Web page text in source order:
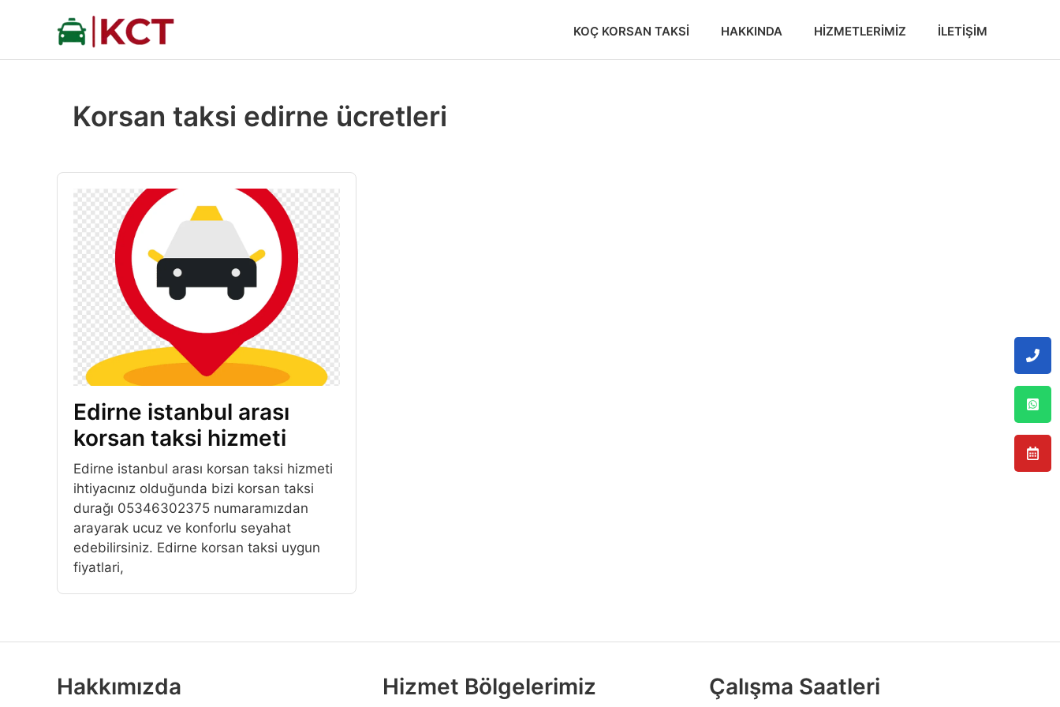
KOÇ KORSAN TAKSI HAKKINDA HIZMETLERIMIZ İLETIŞIM
Korsan taksi edirne ücretleri
Edirne istanbul arası
korsan taksi hizmeti
Edirne istanbul arası korsan taksi hizmeti
ihtiyacınız olduğunda bizi korsan taksi
durağı 05346302375 numaramızdan
arayarak ucuz ve konforlu seyahat
edebilirsiniz. Edirne korsan taksi uygun
fiyatlari,
Hakkımızda Hizmet Bölgelerimiz Çalışma Saatleri